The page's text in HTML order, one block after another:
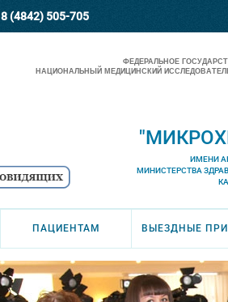
8 (4842) 505-705
ФЕДЕРАЛЬНОЕ
НАЦИОНАЛЬНЫЙ МЕДИЦИНСКИЙ
ИМЕНИ
МИНИСТЕРСТВА
ПАЦИЕНТАМ ВЫЕЗДНЫЕ